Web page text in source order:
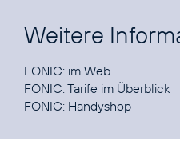
Weitere
FONIC: im Web
FONIC:Tarife im Überblick
FONIC: Handyshop